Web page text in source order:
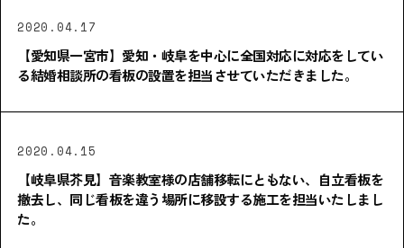
2020.04.17
【愛知県一宮市】愛知・岐阜を中心に全国対応に対応をしてい
る結婚相談所の看板の設置を担当させていただきました。
2020.04.15
【岐阜県芥見】音楽教室様の店舗移転にともない、自立看板を
撤去し、同じ看板を違う場所に移設する施工を担当いたしまし
た。